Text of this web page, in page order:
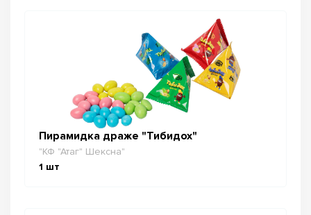
Пирамидка драже "Тибидох"
"КФ "Атаг" Шексна"
1 шт